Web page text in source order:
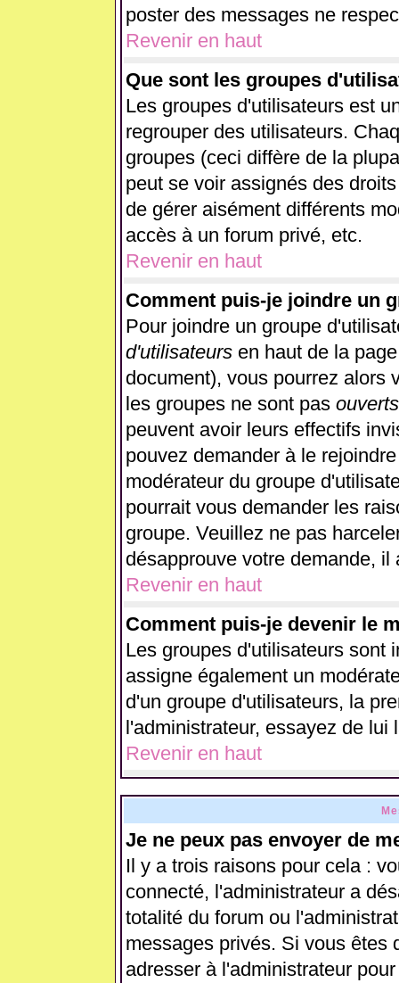
poster des messages ne
Revenir en haut
Que sont les groupes
Les groupes d'utilisateurs est
regrouper des utilisateurs.
groupes (ceci diffère de la
peut se voir assignés des
de gérer aisément différents
accès à un forum privé, etc.
Revenir en haut
Comment puis-je joindre un
Pour joindre un groupe
d'utilisateursen haut de la
document), vous pourrez alors
les groupes ne sont pas ouverts
peuvent avoir leurs effectifs
pouvez demander à le
modérateur du groupe
pourrait vous demander les
groupe. Veuillez ne pas
désapprouve votre demande, il
Revenir en haut
Comment puis-je devenir le
Les groupes d'utilisateurs sont
assigne également un
d'un groupe d'utilisateurs, la
l'administrateur, essayez de lui
Revenir en haut
Je ne peux pas envoyer de
Il y a trois raisons pour cela :
connecté, l'administrateur a
totalité du forum ou
messages privés. Si vous êtes
adresser à l'administrateur